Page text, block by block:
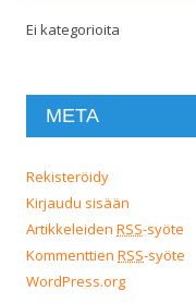
Ei kategorioita
META
Rekisteröidy
Kirjaudu sisään
Artikkeleiden RSS-syöte
Kommenttien RSS-syöte
WordPress.org